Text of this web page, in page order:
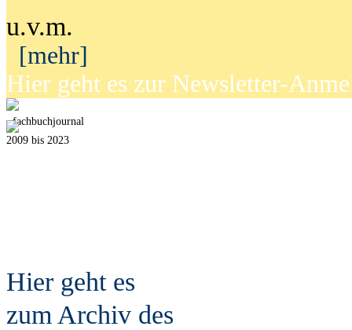
u.v.m.
[mehr]
Hier geht es zur Newsletter-
fachbuchjournal
2009 bis 2023
Hier geht es
zum Archiv des